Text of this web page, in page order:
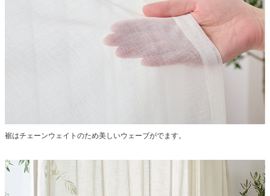
裾はチェーンウェイトのため美しいウェーブがでます。